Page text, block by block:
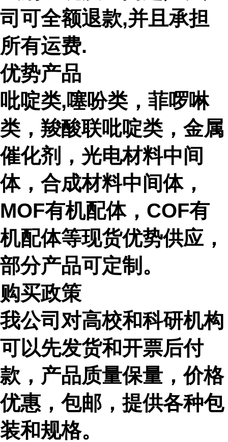
司可全额退款,并且承担
所有运费.
优势产品
吡啶类,噻吩类，菲啰啉
类，羧酸联吡啶类，金属
催化剂，光电材料中间
体，合成材料中间体，
MOF有机配体，COF有
机配体等现货优势供应，
部分产品可定制。
购买政策
我公司对高校和科研机构
可以先发货和开票后付
款，产品质量保量，价格
优惠，包邮，提供各种包
装和规格。